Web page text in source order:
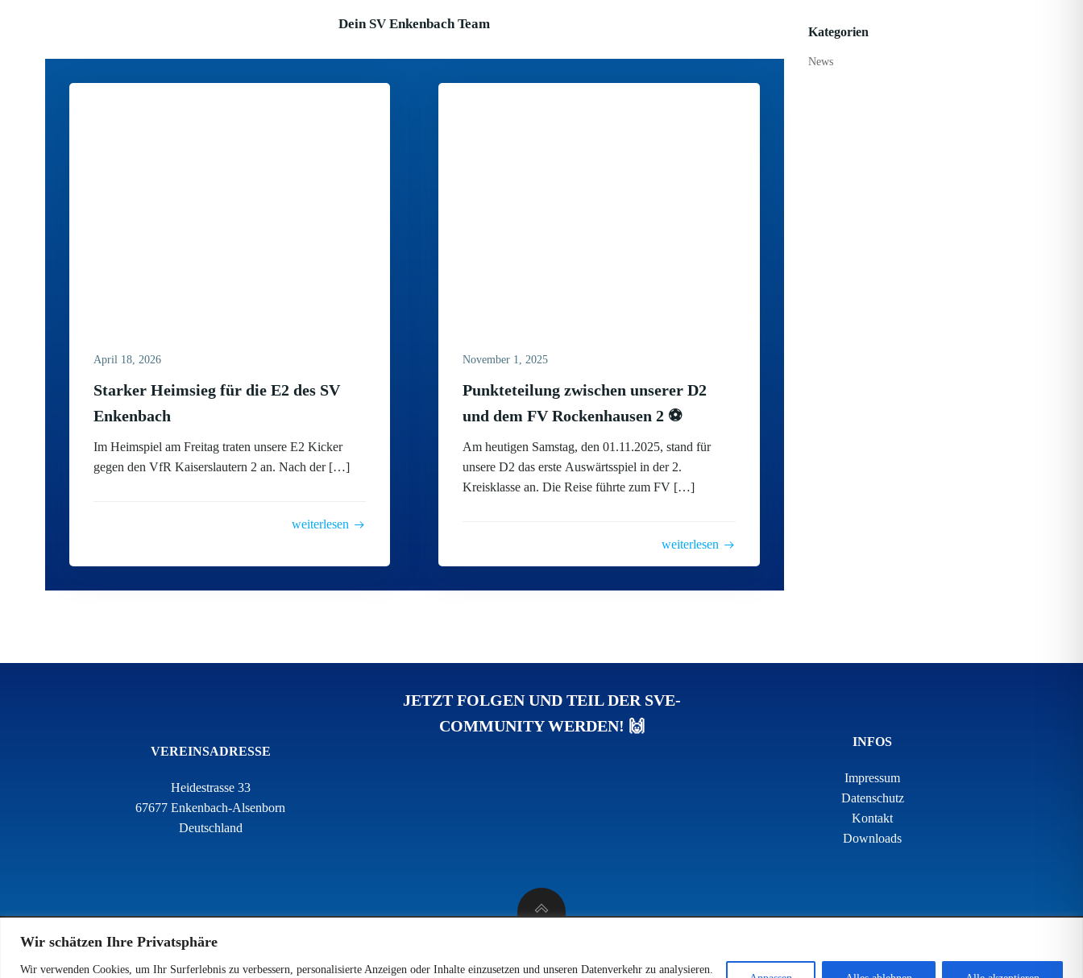
Wir schätzen Ihre Privatsphäre
Wir verwenden Cookies, um Ihr Surferlebnis zu verbessern, personalisierte Anzeigen oder Inhalte einzusetzen und unseren Datenverkehr zu analysieren.
Dein SV Enkenbach Team
April 18, 2026
Starker Heimsieg für die E2 des SV
Enkenbach
Im Heimspiel am Freitag traten unsere E2 Kicker
gegen den VfR Kaiserslautern 2 an. Nach der […]
weiterlesen
November 1, 2025
Punkteteilung zwischen unserer D2
und dem FV Rockenhausen 2 ⚽
Am heutigen Samstag, den 01.11.2025, stand für
unsere D2 das erste Auswärtsspiel in der 2.
Kreisklasse an. Die Reise führte zum FV […]
weiterlesen
Kategorien
News
VEREINSADRESSE
Heidestrasse 33
67677 Enkenbach-Alsenborn
Deutschland
JETZT FOLGEN UND TEIL DER SVE-
COMMUNITY WERDEN! 🙌
INFOS
Impressum
Datenschutz
Kontakt
Downloads
© 2026 SV 1923 Enkenbach e.V.